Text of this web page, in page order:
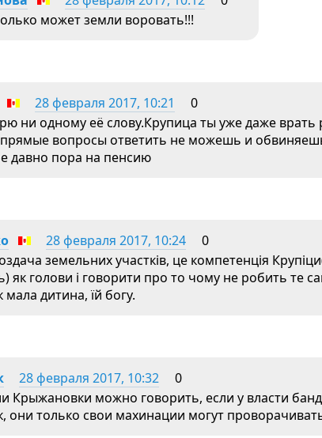
может земли воровать!!!
28 февраля 2017, 10:21
0
ни одному её слову.Крупица ты уже даже врать
прямые вопросы ответить не можешь и
давно пора на пенсию
28 февраля 2017, 10:24
0
земельних участків, це компетенція
як голови і говорити про то чому не робить те
дитина, їй богу.
28 февраля 2017, 10:32
0
Крыжановки можно говорить, если у власти
они только свои махинации могут